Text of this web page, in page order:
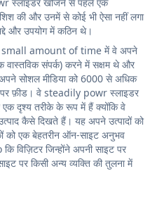
और उनमें से कोई भी ऐसा नहीं लगा
और उपयोग में कठिन थे।
small amount of time में वे अपने
संपर्क) करने में सक्षम थे और
सोशल मीडिया को 6000 से अधिक
पर फ़ीड। वे steadily powr स्लाइडर
एक दृश्य तरीके के रूप में हैं क्योंकि वे
कैसे दिखते हैं। यह अपने उत्पादों को
को एक बेहतरीन ऑन-साइट अनुभव
विज़िटर जिन्होंने अपनी साइट पर
पर किसी अन्य व्यक्ति की तुलना में